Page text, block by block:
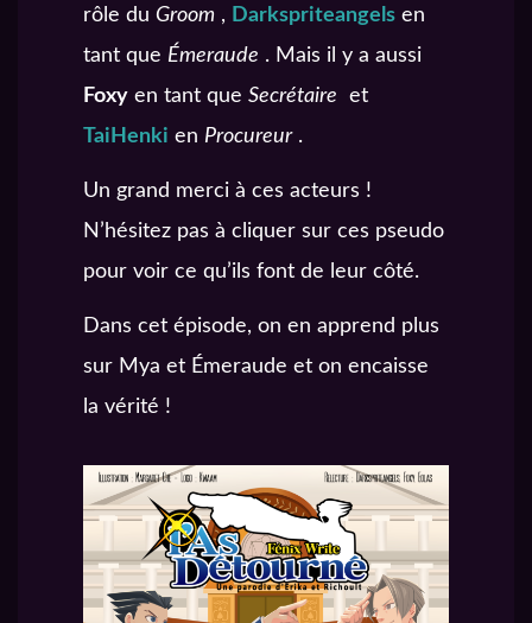
rôle du Groom , Darkspriteangels en
tant que Émeraude . Mais il y a aussi
Foxy en tant que Secrétaire
et
TaiHenki en Procureur .
Un grand merci à ces acteurs !
N’hésitez pas à cliquer sur ces pseudo
pour voir ce qu’ils font de leur côté.
Dans cet épisode, on en apprend plus
sur Mya et Émeraude et on encaisse
la vérité !